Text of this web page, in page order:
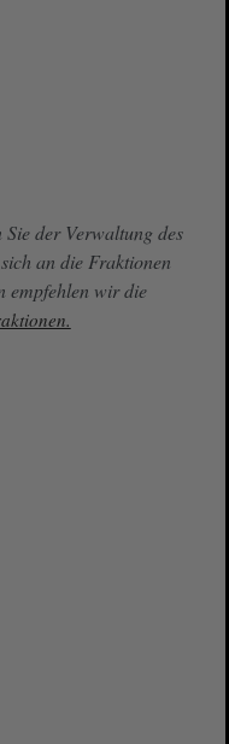
der Verwaltung des
an die Fraktionen
empfehlen wir die